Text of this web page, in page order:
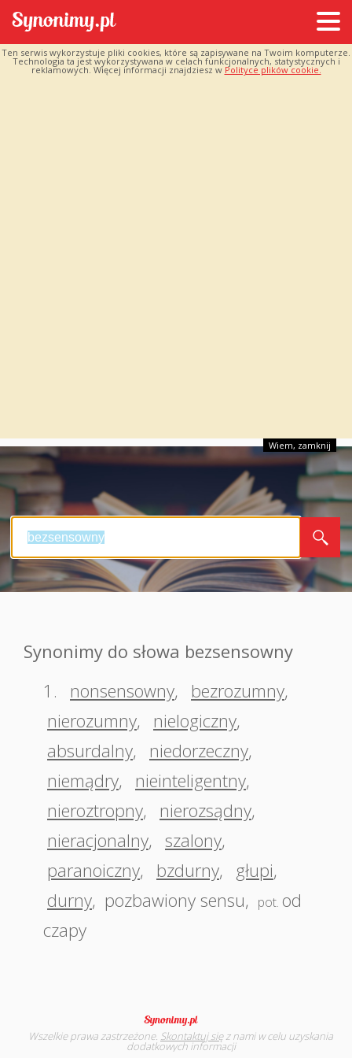
Ten serwis wykorzystuje pliki cookies, które są zapisywane na Twoim komputerze.
Technologia ta jest wykorzystywana w celach funkcjonalnych, statystycznych i
reklamowych. Więcej informacji znajdziesz w Polityce plików cookie.
Wiem, zamknij
Synonimy do słowa bezsensowny
1.
nonsensowny, bezrozumny,
nierozumny, nielogiczny,
absurdalny, niedorzeczny,
niemądry, nieinteligentny,
nieroztropny, nierozsądny,
nieracjonalny, szalony,
paranoiczny, bzdurny, głupi,
durny, pozbawiony sensu, pot. od
czapy
Wszelkie prawa zastrzeżone. Skontaktuj sięz nami w celu uzyskania
dodatkowych informacji